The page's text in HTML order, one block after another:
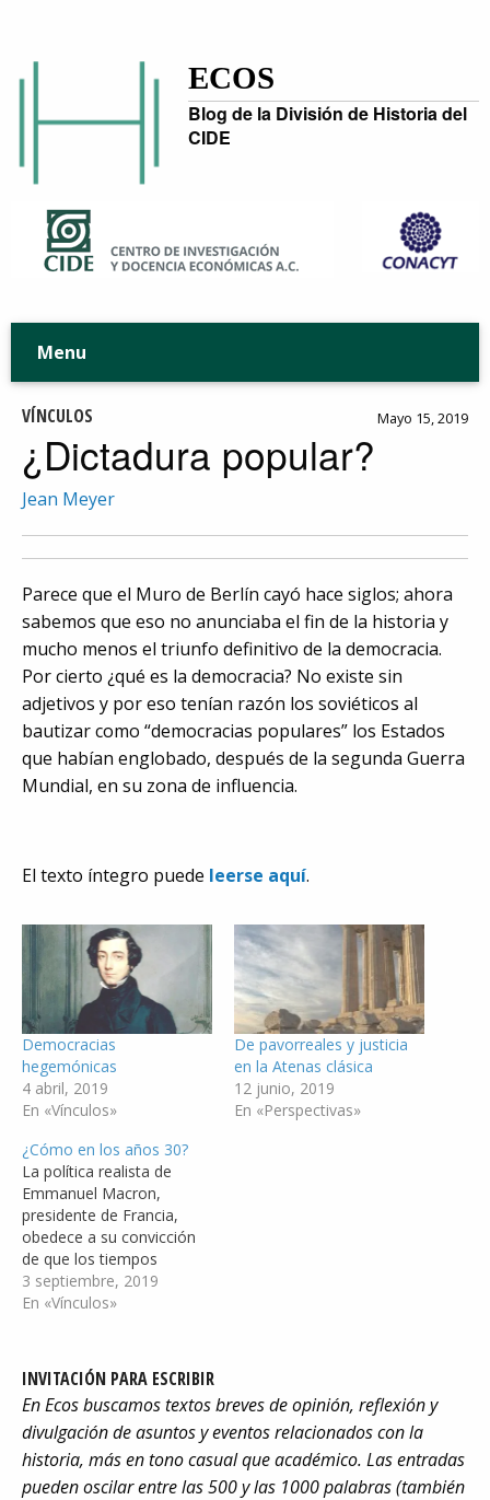
ECOS
Blog de la División de Historia del
CIDE
Menu
Mayo 15, 2019
VÍNCULOS
¿Dictadura popular?
Jean Meyer
Parece que el Muro de Berlín cayó hace siglos; ahora
sabemos que eso no anunciaba el fin de la historia y
mucho menos el triunfo definitivo de la democracia.
Por cierto ¿qué es la democracia? No existe sin
adjetivos y por eso tenían razón los soviéticos al
bautizar como “democracias populares” los Estados
que habían englobado, después de la segunda Guerra
Mundial, en su zona de influencia.
El texto íntegro puede leerse aquí.
Democracias
hegemónicas
4 abril, 2019
En «Vínculos»
De pavorreales y justicia
en la Atenas clásica
12 junio, 2019
En «Perspectivas»
¿Cómo en los años 30?
La política realista de
Emmanuel Macron,
presidente de Francia,
obedece a su convicción
de que los tiempos
presentes se parecen a los
años 1930, cuando Hitler
debilitaban, hasta morir,
bajo los golpes de fuerzas
internas. La comparación
no puede ir demasiado
lejos,…
3 septiembre, 2019
En «Vínculos»
INVITACIÓN PARA ESCRIBIR
En Ecos buscamos textos breves de opinión, reflexión y
divulgación de asuntos y eventos relacionados con la
historia, más en tono casual que académico. Las entradas
pueden oscilar entre las 500 y las 1000 palabras (también